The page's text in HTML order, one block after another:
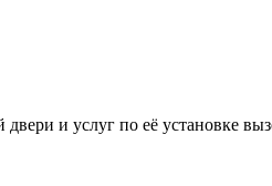
и услуг по её установке